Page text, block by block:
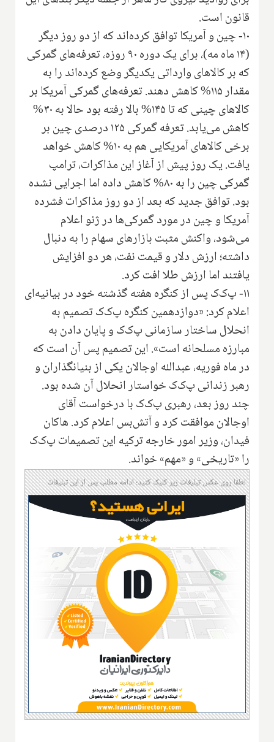
قانون است.
۱۰- چین و آمریکا توافق کرده‌اند که از دو روز دیگر
(۱۴ ماه مه)، برای یک دوره ۹۰ روزه، تعرفه‌های گمرکی
که بر کالاهای وارداتی یکدیگر وضع کرده‌اند را به
مقدار ۱۱۵% کاهش دهند. تعرفه‌های گمرکی آمریکا بر
کالاهای چینی که تا ۱۴۵% بالا رفته بود حالا به ۳۰%
کاهش می‌یابد. تعرفه گمرکی ۱۲۵ درصدی چین بر
برخی کالاهای آمریکایی هم به ۱۰% کاهش خواهد
یافت. یک روز پیش از آغاز این مذاکرات، ترامپ
گمرکی چین را به ۸۰% کاهش داده اما اجرایی نشده
بود. توافق جدید که بعد از دو روز مذاکرات فشرده
آمریکا و چین در مورد گمرکی‌ها در ژنو اعلام
می‌شود، واکنش مثبت بازارهای سهام را به دنبال
داشته؛ ارزش دلار و قیمت نفت، هر دو افزایش
یافتند اما ارزش طلا افت کرد.
۱۱- پ‌ک‌ک پس از کنگره هفته گذشته خود در بیانیه‌ای
اعلام کرد: «دوازدهمین کنگره پ‌ک‌ک تصمیم به
انحلال ساختار سازمانی پ‌ک‌ک و پایان دادن به
مبارزه مسلحانه است». این تصمیم پس آن است که
در ماه فوریه، عبدالله اوجالان یکی از بنیانگذاران و
رهبر زندانی پ‌ک‌ک خواستار انحلال آن شده بود.
چند روز بعد، رهبری پ‌ک‌ک با درخواست آقای
اوجالان موافقت کرد و آتش‌بس اعلام کرد. هاکان
فیدان، وزیر امور خارجه ترکیه این تصمیمات پ‌ک‌ک
را «تاریخی» و «مهم» خواند.
لطفا روی عکس تبلیغات زیر کلیک کنید؛ ادامه مطلب پس از این تبلیغات